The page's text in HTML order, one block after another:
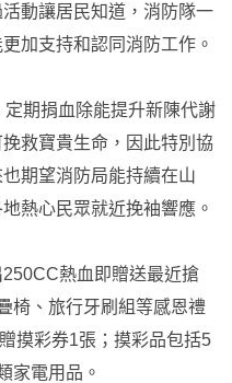
動讓居民知道，消防隊一
加支持和認同消防工作。
期捐血除能提升新陳代謝
救寶貴生命，因此特別協
期望消防局能持續在山
熱心民眾就近挽袖響應。
熱血即贈送最近搶
椅、旅行牙刷組等感恩禮
摸彩券1張；摸彩品包括5
家電用品。